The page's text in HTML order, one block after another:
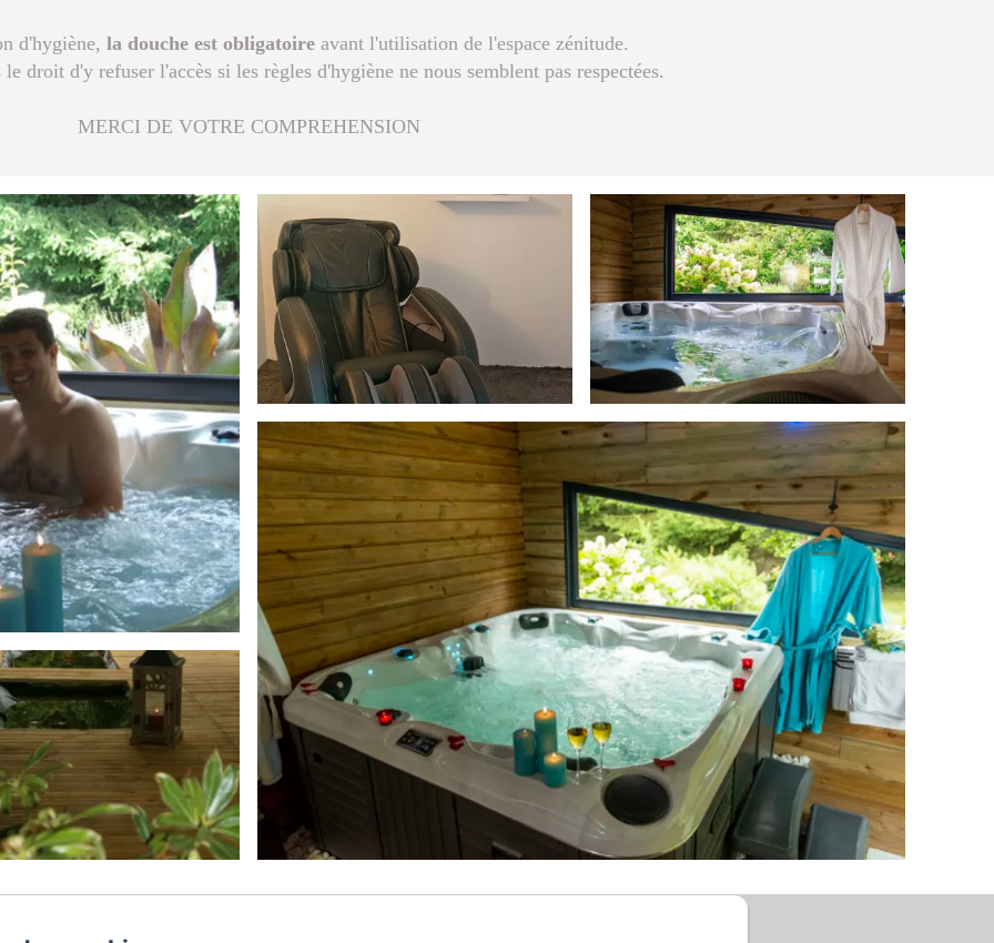
d'hygiène, la douche est obligatoire avant l'utilisation de l'espace zénitude.
droit d'y refuser l'accès si les règles d'hygiène ne nous semblent pas respectées.
MERCI DE VOTRE COMPREHENSION